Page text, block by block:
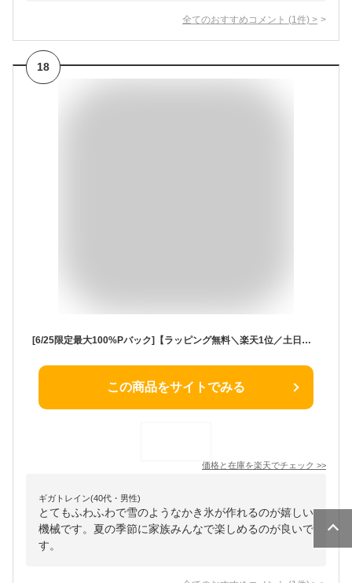
全てのおすすめコメント (1 件) >
18
[6/25限定最大100%Pバック]【ラッピング無料＼楽天1位／土日祝もあす楽】Otona オトナ 電動ふわふわとろ雪かき氷器 ≪エクリティ限定モデル≫ 2023年最新 オリジナル アイボリー DTY-B3RF ドウシシャ 製氷カップ 6個付 ／ とろ雪 家庭用 専用レシピ付き 夏物家電 プレゼント
この商品をサイトでみる
価格と在庫を楽天でチェック >>
ギガトレイン(40代・男性)
とてもふわふわで雪のようなかき氷が作れるのが嬉しい
機械です。夏の季節に家族みんなで楽しめるのが良いで
す。